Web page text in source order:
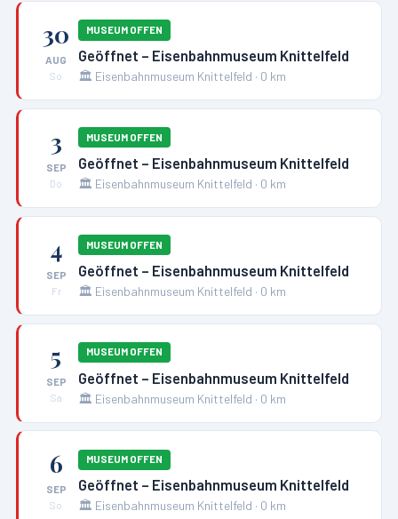
30
AUG
So
MUSEUM OFFEN
Geöffnet – Eisenbahnmuseum Knittelfeld
🏛️ Eisenbahnmuseum Knittelfeld · 0 km
3
SEP
Do
MUSEUM OFFEN
Geöffnet – Eisenbahnmuseum Knittelfeld
🏛️ Eisenbahnmuseum Knittelfeld · 0 km
4
SEP
Fr
MUSEUM OFFEN
Geöffnet – Eisenbahnmuseum Knittelfeld
🏛️ Eisenbahnmuseum Knittelfeld · 0 km
5
SEP
Sa
MUSEUM OFFEN
Geöffnet – Eisenbahnmuseum Knittelfeld
🏛️ Eisenbahnmuseum Knittelfeld · 0 km
6
SEP
So
MUSEUM OFFEN
Geöffnet – Eisenbahnmuseum Knittelfeld
🏛️ Eisenbahnmuseum Knittelfeld · 0 km